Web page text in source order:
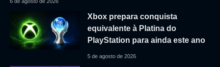
Xbox prepara conquista
equivalente à Platina do
PlayStation para ainda este ano
5 de agosto de 2026